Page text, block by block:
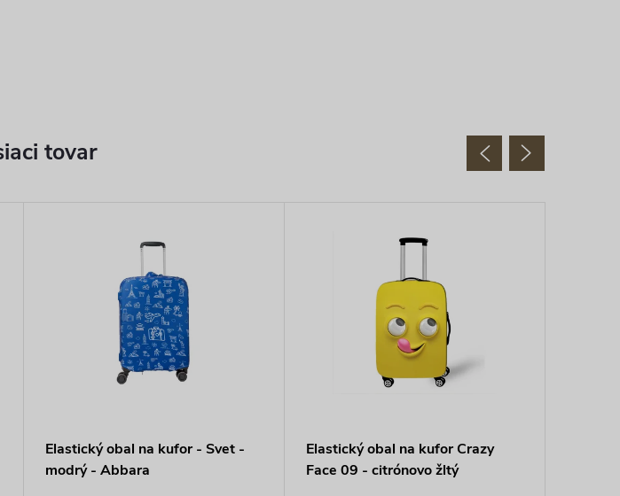
tovar
Elastický obal na kufor - Svet -
modrý - Abbara
Elastický obal na kufor Crazy
Face 09 - citrónovo žltý